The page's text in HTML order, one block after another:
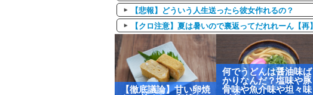
【悲報】どういう人生送ったら彼女作れるの？
【クロ注意】夏は暑いので裏返ってだれれーん【再】
【徹底議論】甘い卵焼
何でうどんは醤油味ば
かりなんだ？塩味や豚
骨味や魚介味や坦々味